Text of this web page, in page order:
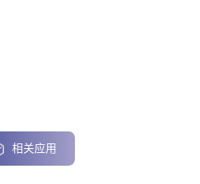
相关应用